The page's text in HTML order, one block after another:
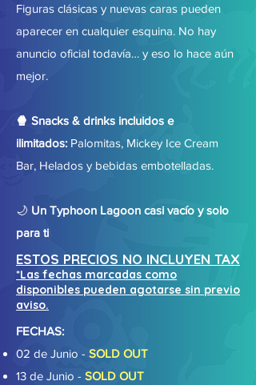
Figuras clásicas y nuevas caras pueden
aparecer en cualquier esquina. No hay
anuncio oficial todavía… y eso lo hace aún
mejor.
🍿 Snacks & drinks incluidos e
ilimitados: Palomitas, Mickey Ice Cream
Bar, Helados y bebidas embotelladas.
🌙 Un Typhoon Lagoon casi vacío y solo
para ti
ESTOS PRECIOS NO INCLUYEN TAX
*Las fechas marcadas como
disponibles pueden agotarse sin previo
aviso.
FECHAS:
02 de Junio - SOLD OUT
13 de Junio - SOLD OUT